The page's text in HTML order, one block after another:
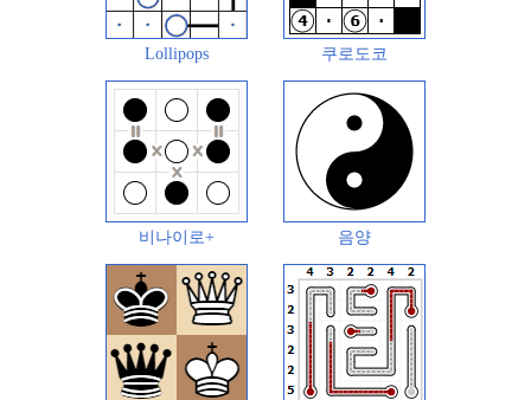
Lollipops 쿠로도코
비나이로+ 음양